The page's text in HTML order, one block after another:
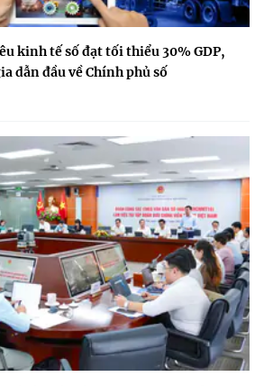
kinh tế số đạt tối thiểu 30% GDP,
dẫn đầu về Chính phủ số